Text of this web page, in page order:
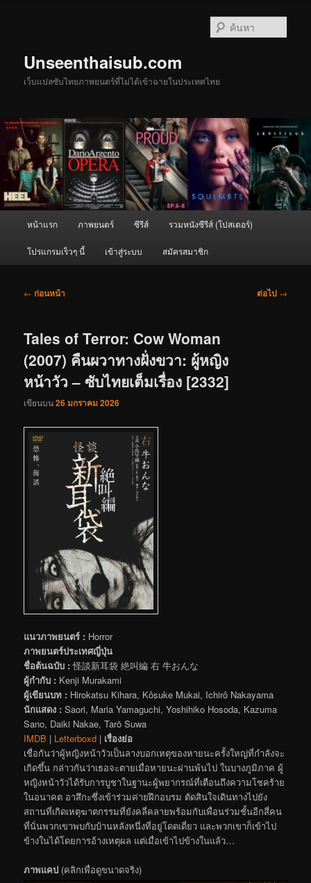
Unseenthaisub.com
เว็บแปลซับไทยภาพยนตร์ที่ไม่ได้เข้าฉายในประเทศไทย
หน้าแรก ภาพยนตร์ ซีรีส์ รวมหนังซีรีส์ (โปสเตอร์)
โปรแกรมเร็วๆ นี้ เข้าสู่ระบบ สมัครสมาชิก
เมนู
← ก่อนหน้า ต่อไป →
Tales of Terror: Cow Woman
(2007) คืนผวาทางฝั่งขวา: ผู้หญิง
หน้าวัว – ซับไทยเต็มเรื่อง [2332]
เขียนบน26 มกราคม 2026
แนวภาพยนตร์ : Horror
ภาพยนตร์ประเทศญี่ปุ่น
ชื่อต้นฉบับ : 怪談新耳袋 絶叫編 右 牛おんな
ผู้กำกับ : Kenji Murakami
ผู้เขียนบท : Hirokatsu Kihara, Kôsuke Mukai, Ichirô Nakayama
นักแสดง : Saori, Maria Yamaguchi, Yoshihiko Hosoda, Kazuma
Sano, Daiki Nakae, Tarō Suwa
IMDB | Letterboxd | เรื่องย่อ
เชื่อกันว่าผู้หญิงหน้าวัวเป็นลางบอกเหตุของหายนะครั้งใหญ่ที่กำลังจะ
เกิดขึ้น กล่าวกันว่าเธอจะตายเมื่อหายนะผ่านพ้นไป ในบางภูมิภาค ผู้
หญิงหน้าวัวได้รับการบูชาในฐานะผู้พยากรณ์ที่เตือนถึงความโชคร้าย
ในอนาคต อาสึกะซึ่งเข้าร่วมค่ายฝึกอบรม ตัดสินใจเดินทางไปยัง
สถานที่เกิดเหตุฆาตกรรมที่ยังคลี่คลายพร้อมกับเพื่อนร่วมชั้นอีกสี่คน
ที่นั่นพวกเขาพบกับบ้านหลังหนึ่งที่อยู่โดดเดี่ยว และพวกเขาก็เข้าไป
ข้างในได้โดยการอ้างเหตุผล แต่เมื่อเข้าไปข้างในแล้ว…
ภาพแคป (คลิกเพื่อดูขนาดจริง)